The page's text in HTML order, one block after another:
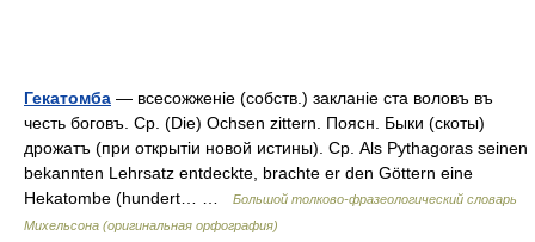
Гекатомба — всесожженіе (собств.) закланіе ста воловъ въ
честь боговъ. Ср. (Die) Ochsen zittern. Поясн. Быки (скоты)
дрожатъ (при открытіи новой истины). Ср. Als Pythagoras seinen
bekannten Lehrsatz entdeckte, brachte er den Göttern eine
Hekatombe (hundert… …
Большой толково-фразеологический словарь
Михельсона (оригинальная орфография)